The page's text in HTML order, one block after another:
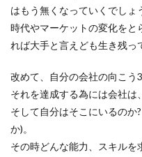
はもう無くなっていくでしょ
時代やマーケットの変化をと
れば大手と言えども生き残っ
改めて、自分の会社の向こう
それを達成する為には会社は
そして自分はそこにいるのか
か)。
その時どんな能力、スキルを